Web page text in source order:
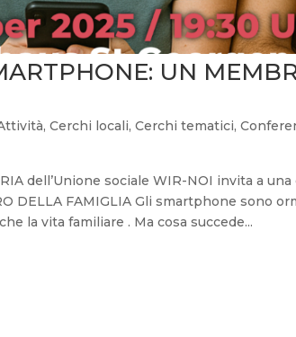
UN
, Cerchi locali, Cerchi tematici,
dell’Unione sociale WIR-NOI invita a
DELLA FAMIGLIA Gli smartphone sono
la vita familiare . Ma cosa succede...